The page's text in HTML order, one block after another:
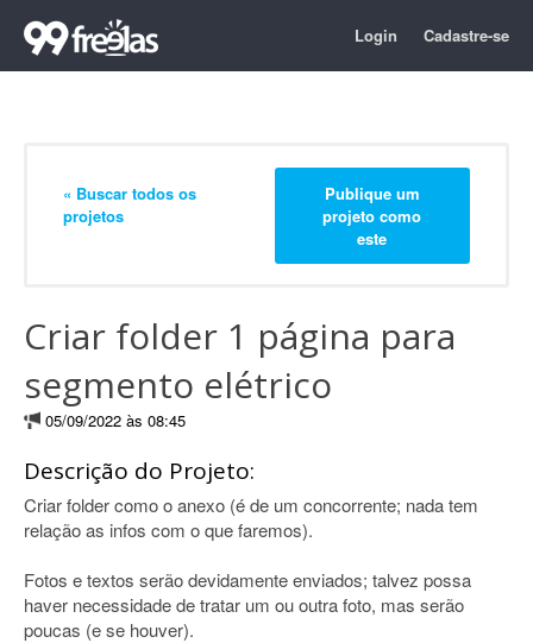
Login Cadastre-se
« Buscar todos os
projetos
Publique um
projeto como
este
Criar folder 1 página para
segmento elétrico
05/09/2022 às 08:45
Descrição do Projeto:
Criar folder como o anexo (é de um concorrente; nada tem
relação as infos com o que faremos).
Fotos e textos serão devidamente enviados; talvez possa
haver necessidade de tratar um ou outra foto, mas serão
poucas (e se houver).